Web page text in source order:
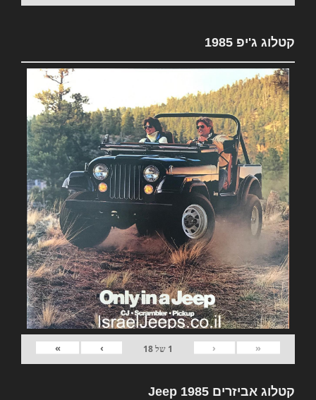
קטלוג ג'יפ 1985
«
‹
1 של18
›
»
קטלוג אביזרים Jeep 1985